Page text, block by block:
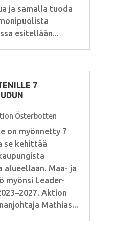
ja samalla tuoda
esitellään...
7
Österbotten
on myönnetty 7
se kehittää
Maa- ja
myönsi Leader-
Aktion
Mathias...